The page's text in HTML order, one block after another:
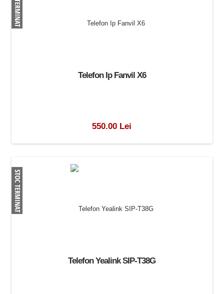
Telefon Ip Fanvil X6
550.00 Lei
Telefon Yealink SIP-T38G